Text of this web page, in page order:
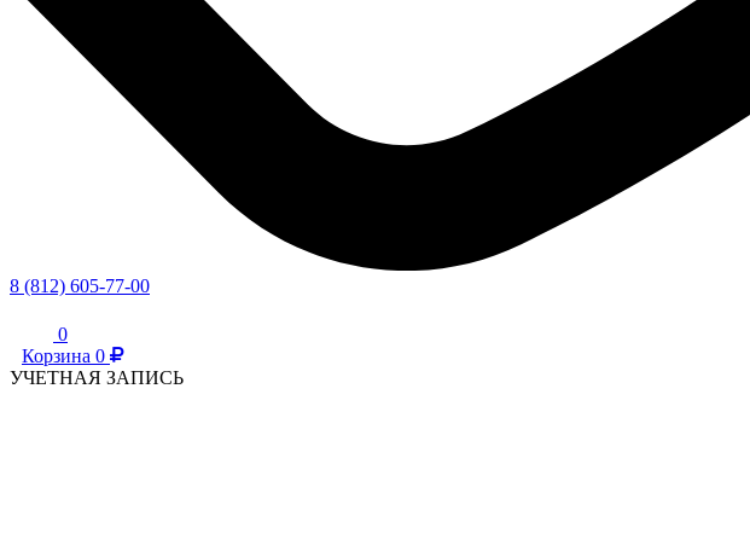
8 (812) 605-77-00
0
Корзина 0
УЧЕТНАЯ ЗАПИСЬ